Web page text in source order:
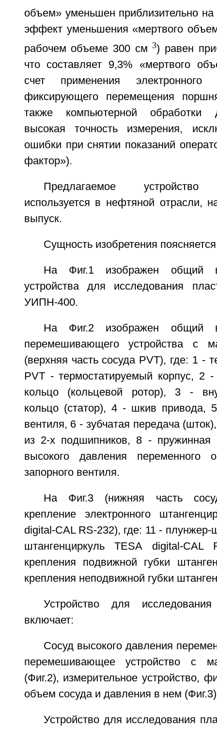
объем» уменьшен приблизительно
эффект уменьшения «мертвого
рабочем объеме 300 см3) равен
что составляет 9,3% «мертвого
счет применения электронного
фиксирующего перемещения
также компьютерной обработки
высокая точность измерения,
ошибки при снятии показаний
фактор»).
Предлагаемое устройство
используется в нефтяной отрасли,
выпуск.
Сущность изобретения
На Фиг.1 изображен общий
устройства для исследования
УИПН-400.
На Фиг.2 изображен общий
перемешивающего устройства с
(верхняя часть сосуда PVT), где: 1 -
PVT - термостатируемый корпус, 2
кольцо (кольцевой ротор), 3 -
кольцо (статор), 4 - шкив привода,
вентиля, 6 - зубчатая передача
из 2-х подшипников, 8 -
высокого давления
запорного вентиля.
На Фиг.3 (нижняя часть
крепление электронного
digital-CAL RS-232), где: 11 - плунжер-
штангенциркуль TESA digital-
крепления подвижной губки
крепления неподвижной губки
Устройство для
включает:
Сосуд высокого давления
перемешивающее устройство с
(Фиг.2), измерительное устройство,
объем сосуда и давления в нем
Устройство для исследования